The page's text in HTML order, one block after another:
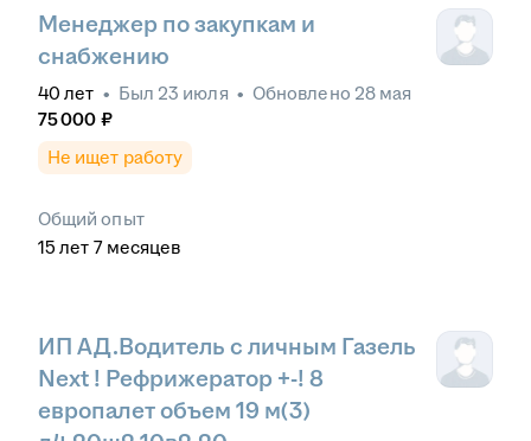
Менеджер по закупкам и
снабжению
40 лет • Был 23 июля • Обновлено 28 мая
75 000 ₽
Не ищет работу
Общий опыт
15 лет 7 месяцев
ИП АД.Водитель с личным Газель
Next ! Рефрижератор +-! 8
европалет объем 19 м(3)